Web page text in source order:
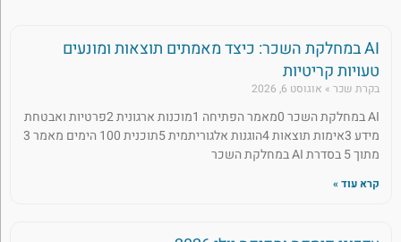
AI במחלקת השכר: כיצד מאמתים תוצאות ומונעים
טעויות קריטיות
בקרת שכר אוגוסט 6, 2026
AI במחלקת השכר 0מאמר הפתיחה 1מוכנות ארגונית 2פרטיות ואבטחת
מידע 3אימות תוצאות 4הוגנות אלגוריתמית 5תוכנית 100 הימים מאמר 3
מתוך 5 בסדרת AI במחלקת השכר
קרא עוד »